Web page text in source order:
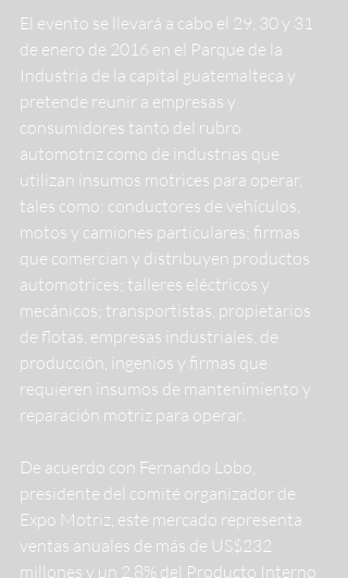
El evento se llevará a cabo el 29, 30 y 31
de enero de 2016 en el Parque de la
Industria de la capital guatemalteca y
pretende reunir a empresas y
consumidores tanto del rubro
automotriz como de industrias que
utilizan insumos motrices para operar,
tales como: conductores de vehículos,
motos y camiones particulares; firmas
que comercian y distribuyen productos
automotrices; talleres eléctricos y
mecánicos; transportistas, propietarios
de flotas, empresas industriales, de
producción, ingenios y firmas que
requieren insumos de mantenimiento y
reparación motriz para operar.
De acuerdo con Fernando Lobo,
presidente del comité organizador de
Expo Motriz, este mercado representa
ventas anuales de más de US$232
millones y un 2,8% del Producto Interno